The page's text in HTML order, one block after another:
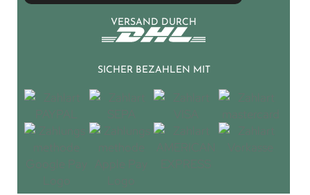
VERSAND DURCH
SICHER BEZAHLEN MIT